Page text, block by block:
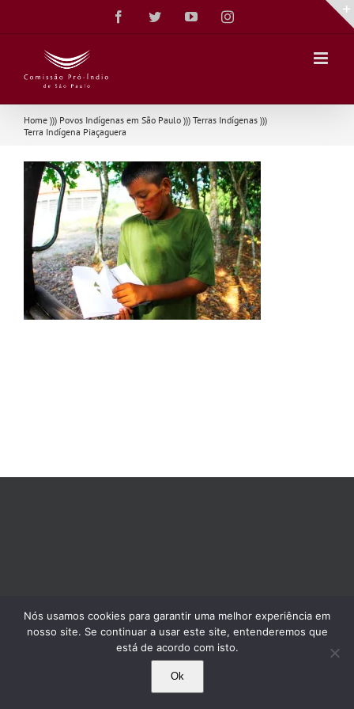
conteúdo
FacebookTwitterYouTubeInstagram
Home ))) Povos Indígenas em São Paulo ))) Terras Indígenas )))
Terra Indígena Piaçaguera
© 1995-2025 Comissão Pró-Índio de São Paulo. Todos os direitos reservados.
Nós usamos cookies para garantir uma melhor experiência em
nosso site. Se continuar a usar este site, entenderemos que
está de acordo com isto.
Ok